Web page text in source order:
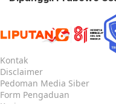
Kontak
Disclaimer
Pedoman Media Siber
Form Pengaduan